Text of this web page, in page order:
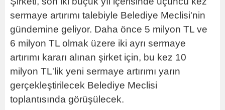
sermaye artırımı talebiyle Belediye Meclisi'nin
gündemine geliyor. Daha önce 5 milyon TL ve
6 milyon TL olmak üzere iki ayrı sermaye
artırımı kararı alınan şirket için, bu kez 10
milyon TL'lik yeni sermaye artırımı yarın
gerçekleştirilecek Belediye Meclisi
toplantısında görüşülecek.